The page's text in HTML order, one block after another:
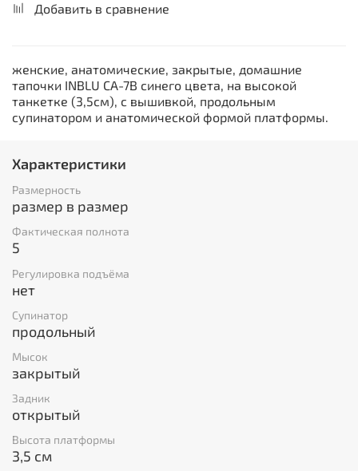
Добавить в сравнение
женские, анатомические, закрытые, домашние
тапочки INBLU CA-7B синего цвета, на высокой
танкетке (3,5см), с вышивкой, продольным
супинатором и анатомической формой платформы.
Характеристики
Размерность
размер в размер
Фактическая полнота
5
Регулировка подъёма
нет
Супинатор
продольный
Мысок
закрытый
Задник
открытый
Высота платформы
3,5 см